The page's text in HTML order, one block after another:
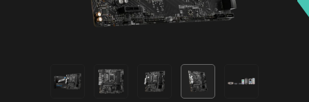
desplazarse rápidamente por los menús de la
BIOS.
SEGURIDAD DEL SISTEMA